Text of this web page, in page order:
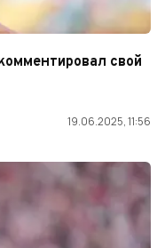
свой
19.06.2025, 11:56